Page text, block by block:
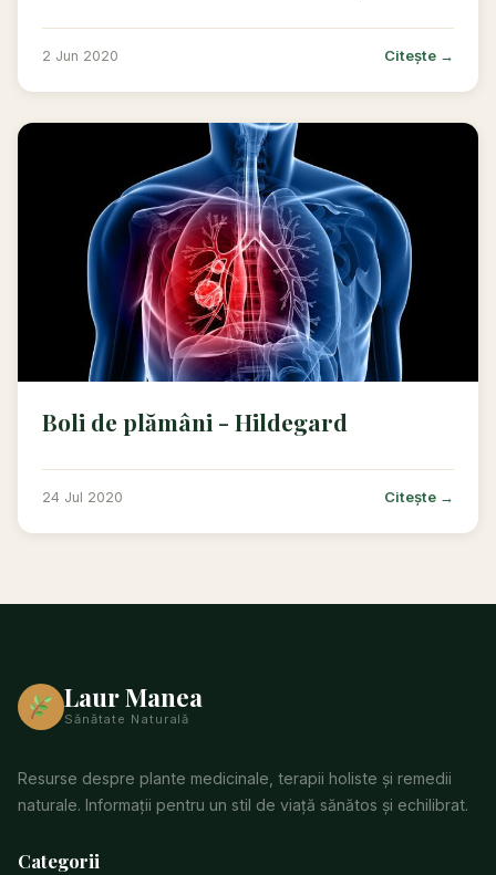
2 Jun 2020 Citește →
Boli de plămâni - Hildegard
24 Jul 2020 Citește →
Laur Manea
Sănătate Naturală
Resurse despre plante medicinale, terapii holiste și remedii
naturale. Informații pentru un stil de viață sănătos și echilibrat.
Categorii